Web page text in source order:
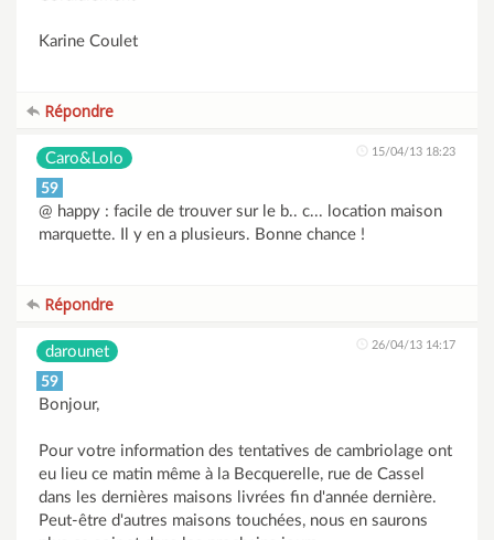
Karine Coulet
Répondre
Caro&Lolo 15/04/13 18:23
59
@ happy : facile de trouver sur le b.. c... location maison
marquette. Il y en a plusieurs. Bonne chance !
Répondre
darounet 26/04/13 14:17
59
Bonjour,
Pour votre information des tentatives de cambriolage ont
eu lieu ce matin même à la Becquerelle, rue de Cassel
dans les dernières maisons livrées fin d'année dernière.
Peut-être d'autres maisons touchées, nous en saurons